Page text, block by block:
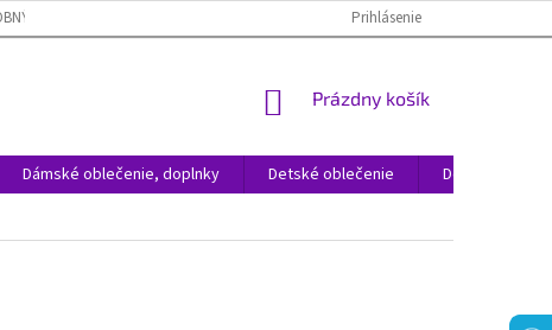
ÚDAJOV VRÁTENIE TOVARU
Prihlásenie
NÁKUPNÝ
Prázdny košík
Dámské oblečenie, doplnky Detské oblečenie
Domácnosť